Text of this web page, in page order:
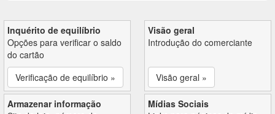
Inquérito de equilíbrio
Opções para verificar o saldo
do cartão
Verificação de equilíbrio »
Visão geral
Introdução do comerciante
Visão geral »
Armazenar informação
Mídias Sociais